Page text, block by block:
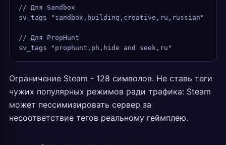
// Для Sandbox
sv_tags "sandbox,building,creative,ru,russian"
// Для PropHunt
sv_tags "prophunt,ph,hide and seek,ru"
Ограничение Steam - 128 символов. Не ставь теги
чужих популярных режимов ради трафика: Steam
может пессимизировать сервер за
несоответствие тегов реальному геймплею.